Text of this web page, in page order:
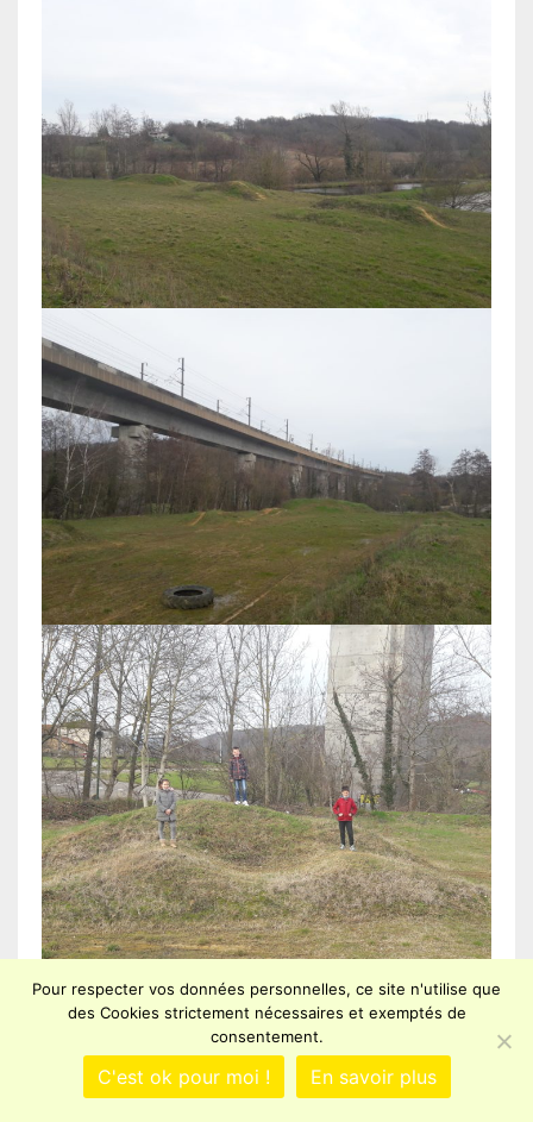
Pour respecter vos données personnelles, ce site n'utilise que
des Cookies strictement nécessaires et exemptés de
consentement.
C'est ok pour moi ! En savoir plus